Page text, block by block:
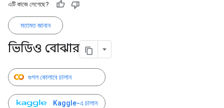
এটি কাজে লেগেছে?
মতামত জানান
ভিডিও বোঝার
গুগল কোলাবে চালান
Kaggle-এ চালান